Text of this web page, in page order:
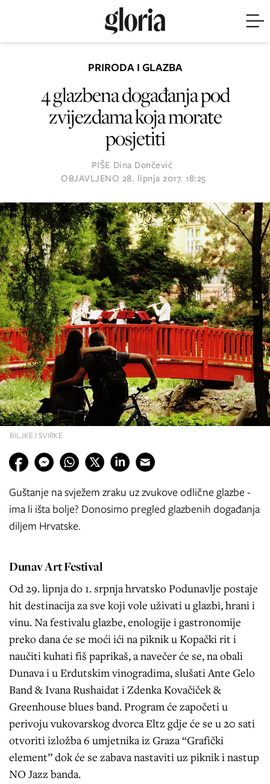
BILJKE I SVIRKE
PRIRODA I GLAZBA
4 glazbena događanja pod
zvijezdama koja morate
posjetiti
PIŠE Dina Dončević
OBJAVLJENO 28. lipnja 2017. 18:25
Guštanje na svježem zraku uz zvukove odlične glazbe -
ima li išta bolje? Donosimo pregled glazbenih događanja
diljem Hrvatske.
Dunav Art Festival
Od 29. lipnja do 1. srpnja hrvatsko Podunavlje postaje
hit destinacija za sve koji vole uživati u glazbi, hrani i
vinu. Na festivalu glazbe, enologije i gastronomije
preko dana će se moći ići na piknik u Kopački rit i
naučiti kuhati fiš paprikaš, a navečer će se, na obali
Dunava i u Erdutskim vinogradima, slušati Ante Gelo
Band & Ivana Rushaidat i Zdenka Kovačiček &
Greenhouse blues band. Program će započeti u
perivoju vukovarskog dvorca Eltz gdje će se u 20 sati
otvoriti izložba 6 umjetnika iz Graza “Grafički
element” dok će se zabava nastaviti uz piknik i nastup
NO Jazz banda.